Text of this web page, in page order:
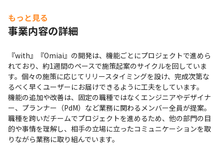
・withのエンジニアにおいて決まり決まったキャリアパスはな
く、EMやテックリードなどのロールと、ジョブランクが切り離さ
れているので、可能な限り本人の意思を尊重したキャリアパスを
もっと見る
事業内容の詳細
『with』『Omiai』の開発は、機能ごとにプロジェクトで進めら
れており、約1週間のペースで施策起案のサイクルを回していま
す。個々の施策に応じてリリースタイミングを設け、完成次第な
るべく早くユーザーにお届けできるように工夫をしています。
機能の追加や改善は、固定の職種ではなくエンジニアやデザイナ
ー、プランナー（PdM）など業務に関わるメンバー全員が提案。
職種を跨いだチームでプロジェクトを進めるため、他の部門の目
的や事情を理解し、相手の立場に立ったコミュニケーションを取
りながら業務に取り組んでいます。